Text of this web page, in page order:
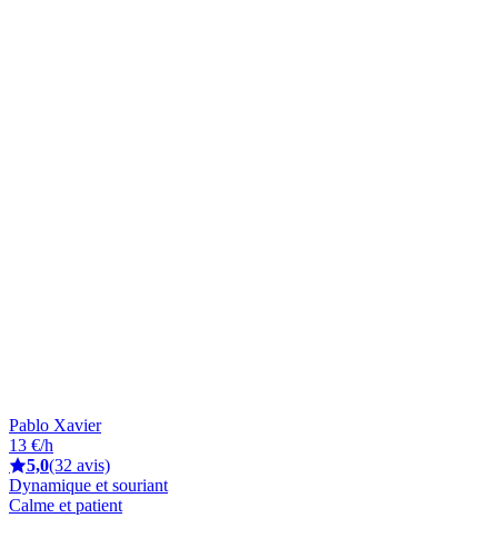
Pablo Xavier
13 €/h
5,0(32 avis)
Dynamique et souriant
Calme et patient